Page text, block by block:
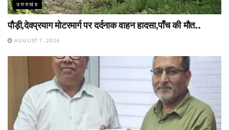
उत्तराखंड
पौड़ी,देवप्रयाग मोटरमार्ग पर दर्दनाक वाहन हादसा,पाँच की मौत..
AUGUST 7, 2026